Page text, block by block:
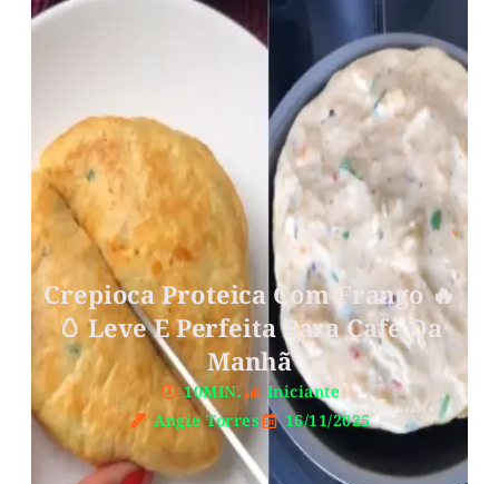
Crepioca Proteica Com Frango 🔥
🥚 Leve E Perfeita Para Café Da
Manhã
10MIN.
Iniciante
Angie Torres
16/11/2025